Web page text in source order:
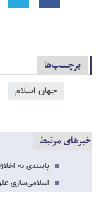
برچسب‌ها
جهان اسلام
خبرهای مرتبط
پایبندی به
اسلامی‌سازی